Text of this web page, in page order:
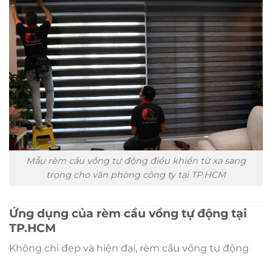
Mẫu rèm cầu vồng tự động điều khiển từ xa sang
trọng cho văn phòng công ty tại TP.HCM
Ứng dụng của rèm cầu vồng tự động tại
TP.HCM
Không chỉ đẹp và hiện đại, rèm cầu vồng tự động